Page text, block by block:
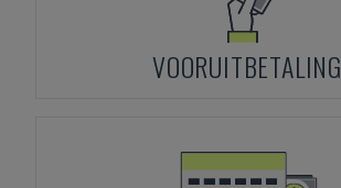
VOORUITBETALING